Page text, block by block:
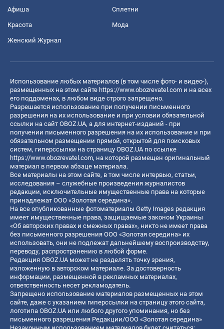
Афиша Сплетни
Красота Мода
Женский Журнал
Использование любых материалов (в том числе фото- и видео-),
размещенных на этом сайте https://www.obozrevatel.com и на всех
его поддоменах, в любом виде строго запрещено.
Разрешается использование при получении письменного
разрешения на их использование и при условии обязательной
ссылки на сайт OBOZ.UA, а для интернет-изданий - при
получении письменного разрешения на их использование и при
обязательном размещении прямой, открытой для поисковых
систем, гиперссылки на страницу OBOZ.UA по ссылке
https://www.obozrevatel.com, на которой размещен оригинальный
материал в первом абзаце материала.
Все материалы на этом сайте, в том числе интервью, статьи,
исследования – служебные произведения журналистов
редакции, исключительные имущественные права на которые
принадлежат ООО «Золотая середина».
На все опубликованные фотоматериалы Getty Images редакция
имеет имущественные права, защищаемые законом Украины
«Об авторских правах и смежных правах», никто не имеет права
без письменного разрешения ООО «Золотая середина» их
использовать, они не подлежат дальнейшему воспроизводству,
переводу, распространению в любой форме.
Редакция OBOZ.UA может не разделять точку зрения,
изложенную в авторском материале. За достоверность
информации, размещенной в рекламных материалах,
ответственность несет рекламодатель.
Запрещено использование материалов размещенных на этом
сайте, даже с указанием гиперссылки на страницу этого сайта,
логотипа OBOZ.UA или любого другого упоминания, но без
письменного разрешения Редакции/ООО «Золотая середина»